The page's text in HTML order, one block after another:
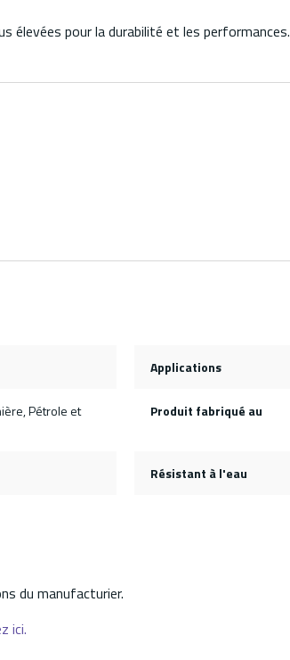
élevées pour la durabilité et les performances.
Applications
Pétrole et
Produit fabriqué au
Résistant à l'eau
du manufacturier.
ici.